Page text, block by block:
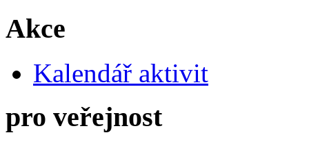
Akce
Kalendář aktivit
pro veřejnost